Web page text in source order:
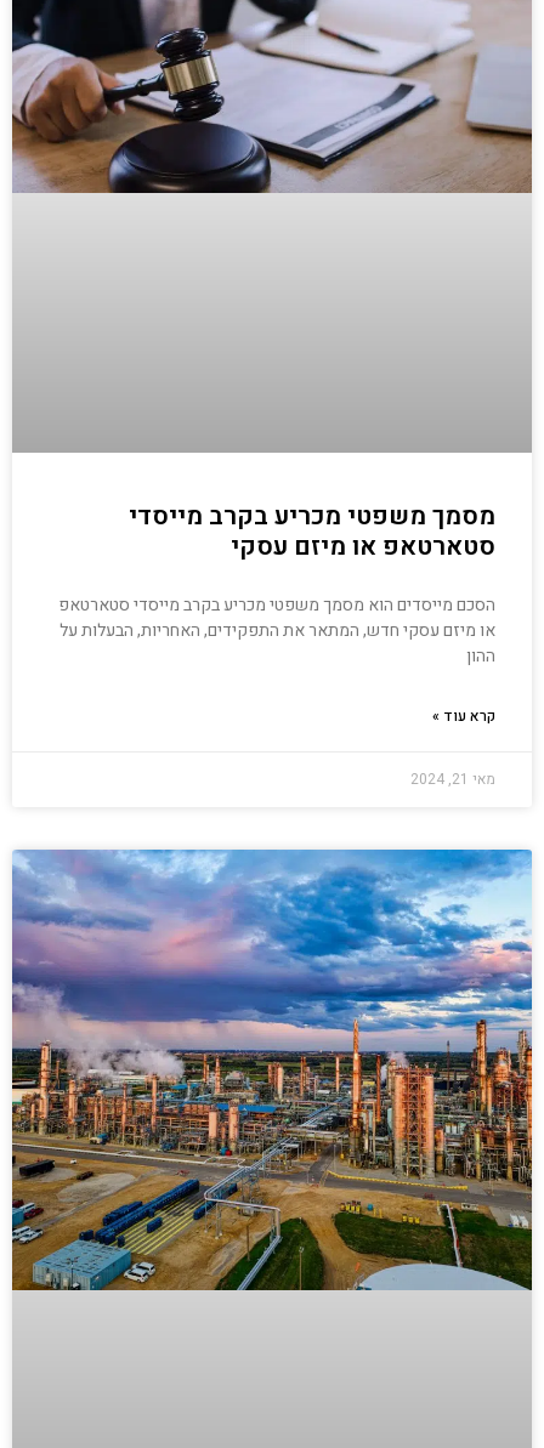
מסמך משפטי מכריע בקרב מייסדי
סטארטאפ או מיזם עסקי
הסכם מייסדים הוא מסמך משפטי מכריע בקרב מייסדי סטארטאפ
או מיזם עסקי חדש, המתאר את התפקידים, האחריות, הבעלות על
ההון
קרא עוד »
מאי 21, 2024